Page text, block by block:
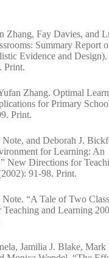
Zhang, Fay Davies, and
Summary Report
Evidence and Design).
Print.
Zhang. Optimal
for Primary
Print.
and Deborah J.
for Learning: An
New Directions for
91-98. Print.
“A Tale of Two
and Learning
Jamilia J. Blake, Mark